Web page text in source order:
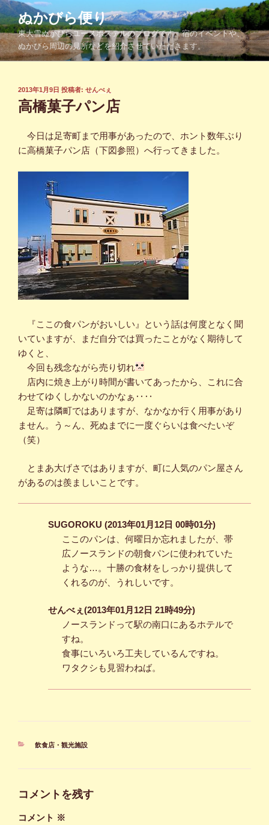
コ
ン
テ
ン
ツ
ぬかびら便り
東大雪ぬかびらユースホステルのブログです。宿のイベントや、
ぬかびら周辺の見所などを紹介させていただきます。
投
稿
日:
2013年1月9日 投稿者: せんべぇ
高橋菓子パン店
今日は足寄町まで用事があったので、ホント数年ぶり
に高橋菓子パン店（下図参照）へ行ってきました。
『ここの食パンがおいしい』という話は何度となく聞
いていますが、まだ自分では買ったことがなく期待して
ゆくと、
今回も残念ながら売り切れ
店内に焼き上がり時間が書いてあったから、これに合
わせてゆくしかないのかなぁ‥‥
足寄は隣町ではありますが、なかなか行く用事があり
ません。う～ん、死ぬまでに一度ぐらいは食べたいぞ
（笑）
とまあ大げさではありますが、町に人気のパン屋さん
があるのは羨ましいことです。
SUGOROKU (2013年01月12日 00時01分)
ここのパンは、何曜日か忘れましたが、帯
広ノースランドの朝食パンに使われていた
ような…。十勝の食材をしっかり提供して
くれるのが、うれしいです。
せんべぇ(2013年01月12日 21時49分)
ノースランドって駅の南口にあるホテルで
すね。
食事にいろいろ工夫しているんですね。
ワタクシも見習わねば。
カ
飲食店・観光施設
コメントを残す
コメント ※